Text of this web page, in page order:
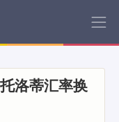
洛蒂汇率换